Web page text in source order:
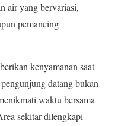
air yang bervariasi,
pemancing
kenyamanan saat
datang bukan
waktu bersama
sekitar dilengkapi